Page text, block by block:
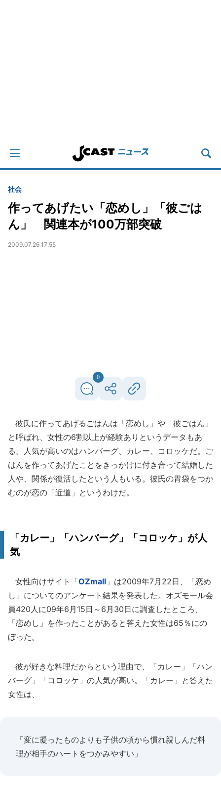
社会
作ってあげたい「恋めし」「彼ごは
ん」 関連本が100万部突破
2009.07.26 17:55
0
彼氏に作ってあげるごはんは「恋めし」や「彼ごはん」
と呼ばれ、女性の6割以上が経験ありというデータもあ
る。人気が高いのはハンバーグ、カレー、コロッケだ。ご
はんを作ってあげたことをきっかけに付き合って結婚した
人や、関係が復活したという人もいる。彼氏の胃袋をつか
むのが恋の「近道」というわけだ。
「カレー」「ハンバーグ」「コロッケ」が人
気
女性向けサイト「OZmall 」は2009年7月22日、「恋め
し」についてのアンケート結果を発表した。オズモール会
員420人に09年6月15日～6月30日に調査したところ、
「恋めし」を作ったことがあると答えた女性は65％にの
ぼった。
彼が好きな料理だからという理由で、「カレー」「ハン
バーグ」「コロッケ」の人気が高い。「カレー」と答えた
女性は、
「変に凝ったものよりも子供の頃から慣れ親しんだ料
理が相手のハートをつかみやすい」